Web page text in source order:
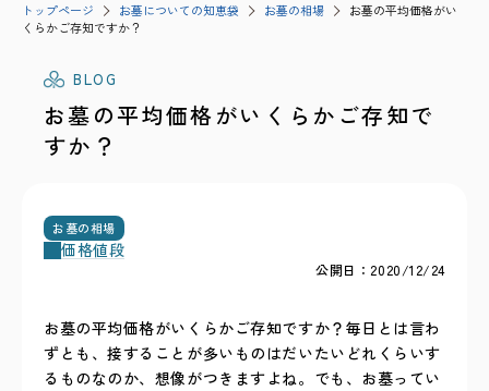
トップページ お墓についての知恵袋 お墓の相場
お墓の平均価格がい
くらかご存知ですか？
BLOG
お墓の平均価格がいくらかご存知で
すか？
お墓の相場
価格値段
公開日：2020/12/24
お墓の平均価格がいくらかご存知ですか？毎日とは言わ
ずとも、接することが多いものはだいたいどれくらいす
るものなのか、想像がつきますよね。でも、お墓ってい